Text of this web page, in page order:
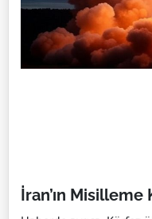
İran’ın Misilleme